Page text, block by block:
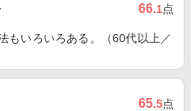
66.1点
もいろいろある。（60代以上／
65.5点